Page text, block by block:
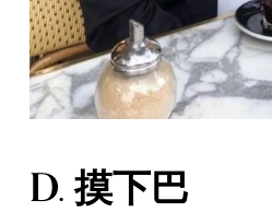
D. 摸下巴